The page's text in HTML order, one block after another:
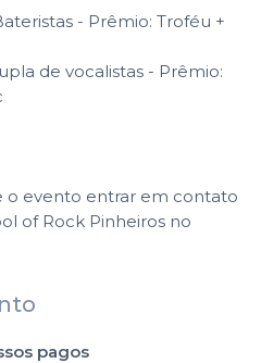
- Prêmio: Troféu +
de vocalistas - Prêmio:
o evento entrar em contato
of Rock Pinheiros no
pagos